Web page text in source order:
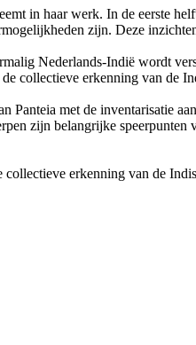
in haar werk. In de eerste
zijn. Deze
Nederlands-Indië wordt
collectieve erkenning van de
met de inventarisatie
zijn belangrijke
erkenning van de